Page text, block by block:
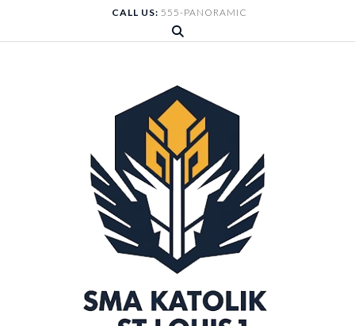
content
CALL US: 555-PANORAMIC